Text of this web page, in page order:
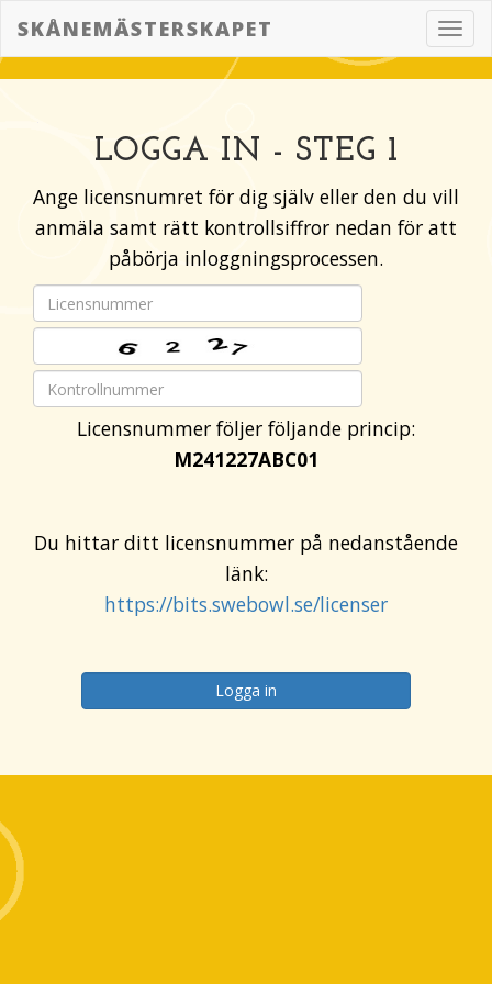
SKÅNEMÄSTERSKAPET
LOGGA IN - STEG 1
Ange licensnumret för dig själv eller den du vill
anmäla samt rätt kontrollsiffror nedan för att
påbörja inloggningsprocessen.
Licensnummer följer följande princip:
M241227ABC01
Du hittar ditt licensnummer på nedanstående
länk:
https://bits.swebowl.se/licenser